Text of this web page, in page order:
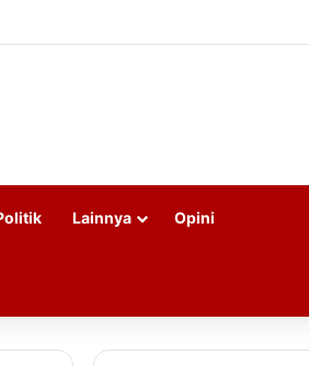
dan kebutuhan air
Lainnya Opini